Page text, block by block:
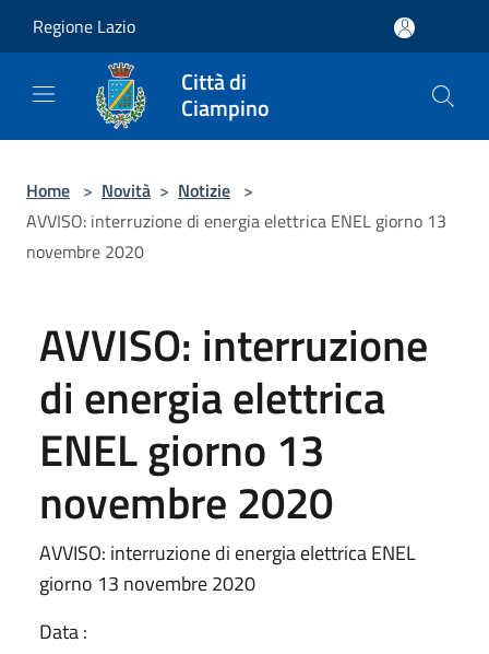
Regione Lazio
Città di
Ciampino
Home > Novità > Notizie >
AVVISO: interruzione di energia elettrica ENEL giorno 13
novembre 2020
AVVISO: interruzione
di energia elettrica
ENEL giorno 13
novembre 2020
AVVISO: interruzione di energia elettrica ENEL
giorno 13 novembre 2020
Data :